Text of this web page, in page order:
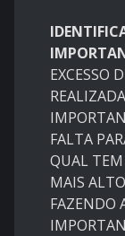
EXCESSO
FALTA
QUAL
MAIS
FAZENDO